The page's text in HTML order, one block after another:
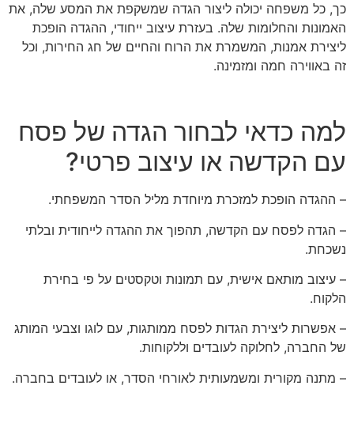
כך, כל משפחה יכולה ליצור הגדה שמשקפת את המסע שלה, את
האמונות והחלומות שלה. בעזרת עיצוב ייחודי, ההגדה הופכת
ליצירת אמנות, המשמרת את הרוח והחיים של חג החירות, וכל
זה באווירה חמה ומזמינה.
למה כדאי לבחור הגדה של פסח
עם הקדשה או עיצוב פרטי?
– ההגדה הופכת למזכרת מיוחדת מליל הסדר המשפחתי.
– הגדה לפסח עם הקדשה, תהפוך את ההגדה לייחודית ובלתי
נשכחת.
– עיצוב מותאם אישית, עם תמונות וטקסטים על פי בחירת
הלקוח.
– אפשרות ליצירת הגדות לפסח ממותגות, עם לוגו וצבעי המותג
של החברה, לחלוקה לעובדים וללקוחות.
– מתנה מקורית ומשמעותית לאורחי הסדר, או לעובדים בחברה.